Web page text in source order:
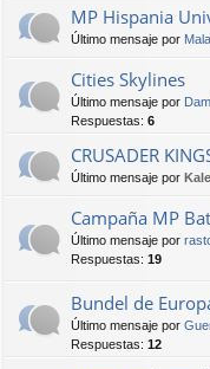
MP Hispania
Último mensaje por
Cities Skylines
Último mensaje por
Respuestas: 6
CRUSADER
Último mensaje por
Campaña MP
Último mensaje por
Respuestas: 19
Bundel de
Último mensaje por
Respuestas: 12